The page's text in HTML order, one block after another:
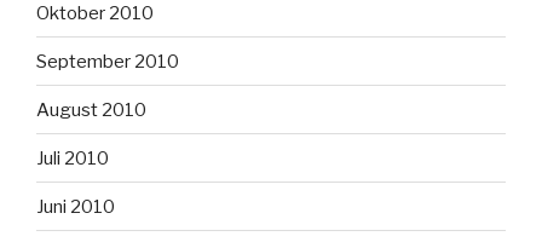
Oktober 2010
September 2010
August 2010
Juli 2010
Juni 2010